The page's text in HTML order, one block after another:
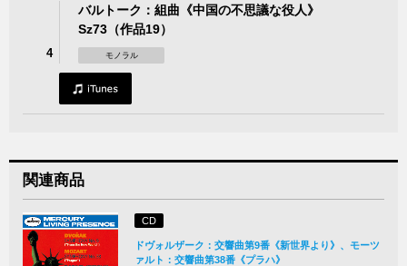
4
バルトーク：組曲《中国の不思議な役人》
Sz73（作品19）
モノラル
関連商品
CD
ドヴォルザーク：交響曲第9番《新世界より》、モーツ
ァルト：交響曲第38番《プラハ》